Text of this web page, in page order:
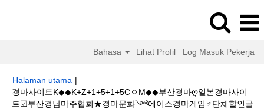
Bahasa Lihat Profil Log Masuk Pekerja
Halaman utama |
경마사이트K◆◆K+Z+1+5+1+5CㅇM◆◆부산경마ღ일본경마사이
트☑부산경남마주협회★경마문화༺에이스경마게임♂단체할인골